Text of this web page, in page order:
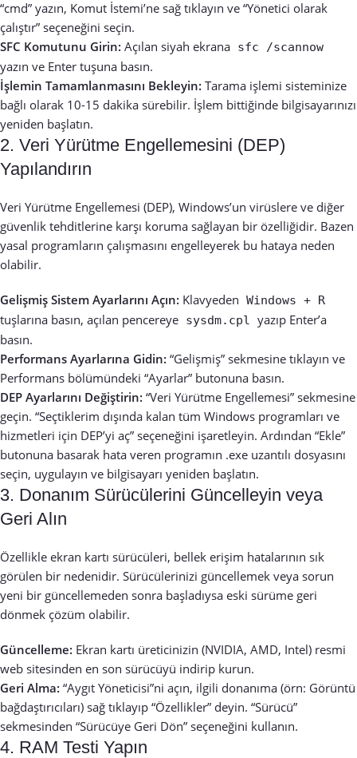
“cmd” yazın, Komut İstemi’ne sağ tıklayın ve “Yönetici olarak
çalıştır” seçeneğini seçin.
SFC Komutunu Girin: Açılan siyah ekrana sfc /scannow
yazın ve Enter tuşuna basın.
İşlemin Tamamlanmasını Bekleyin: Tarama işlemi sisteminize
bağlı olarak 10-15 dakika sürebilir. İşlem bittiğinde bilgisayarınızı
yeniden başlatın.
2. Veri Yürütme Engellemesini (DEP)
Yapılandırın
Veri Yürütme Engellemesi (DEP), Windows’un virüslere ve diğer
güvenlik tehditlerine karşı koruma sağlayan bir özelliğidir. Bazen
yasal programların çalışmasını engelleyerek bu hataya neden
olabilir.
Gelişmiş Sistem Ayarlarını Açın: Klavyeden Windows + R
tuşlarına basın, açılan pencereye sysdm.cpl yazıp Enter’a
basın.
Performans Ayarlarına Gidin: “Gelişmiş” sekmesine tıklayın ve
Performans bölümündeki “Ayarlar” butonuna basın.
DEP Ayarlarını Değiştirin: “Veri Yürütme Engellemesi” sekmesine
geçin. “Seçtiklerim dışında kalan tüm Windows programları ve
hizmetleri için DEP’yi aç” seçeneğini işaretleyin. Ardından “Ekle”
butonuna basarak hata veren programın .exe uzantılı dosyasını
seçin, uygulayın ve bilgisayarı yeniden başlatın.
3. Donanım Sürücülerini Güncelleyin veya
Geri Alın
Özellikle ekran kartı sürücüleri, bellek erişim hatalarının sık
görülen bir nedenidir. Sürücülerinizi güncellemek veya sorun
yeni bir güncellemeden sonra başladıysa eski sürüme geri
dönmek çözüm olabilir.
Güncelleme: Ekran kartı üreticinizin (NVIDIA, AMD, Intel) resmi
web sitesinden en son sürücüyü indirip kurun.
Geri Alma: “Aygıt Yöneticisi”ni açın, ilgili donanıma (örn: Görüntü
bağdaştırıcıları) sağ tıklayıp “Özellikler” deyin. “Sürücü”
sekmesinden “Sürücüye Geri Dön” seçeneğini kullanın.
4. RAM Testi Yapın